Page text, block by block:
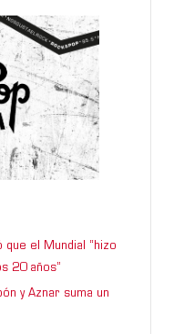
el Mundial “hizo
20 años”
y Aznar suma un